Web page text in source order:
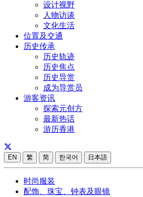
设计视野
人物访谈
文化生活
位置及交通
历史传承
历史轨迹
历史焦点
历史导赏
成为导赏员
游客资讯
探索元创方
最新热话
游历香港
EN 繁 简 한국어 日本語
时尚服装
配饰、珠宝、钟表及眼镜